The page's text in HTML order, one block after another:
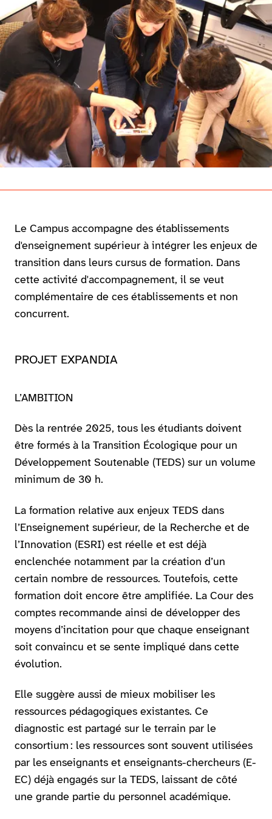
Le Campus accompagne des établissements
d'enseignement supérieur à intégrer les enjeux de
transition dans leurs cursus de formation. Dans
cette activité d'accompagnement, il se veut
complémentaire de ces établissements et non
concurrent.
PROJET EXPANDIA
L’AMBITION
Dès la rentrée 2025, tous les étudiants doivent
être formés à la Transition Écologique pour un
Développement Soutenable (TEDS) sur un volume
minimum de 30 h.
La formation relative aux enjeux TEDS dans
l’Enseignement supérieur, de la Recherche et de
l’Innovation (ESRI) est réelle et est déjà
enclenchée notamment par la création d’un
certain nombre de ressources. Toutefois, cette
formation doit encore être amplifiée. La Cour des
comptes recommande ainsi de développer des
moyens d’incitation pour que chaque enseignant
soit convaincu et se sente impliqué dans cette
évolution.
Elle suggère aussi de mieux mobiliser les
ressources pédagogiques existantes. Ce
diagnostic est partagé sur le terrain par le
consortium : les ressources sont souvent utilisées
par les enseignants et enseignants-chercheurs (E-
EC) déjà engagés sur la TEDS, laissant de côté
une grande partie du personnel académique.